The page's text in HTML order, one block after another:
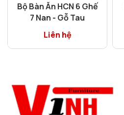
Bộ Bàn Ăn HCN 6 Ghế
7 Nan - Gỗ Tau
Liên hệ